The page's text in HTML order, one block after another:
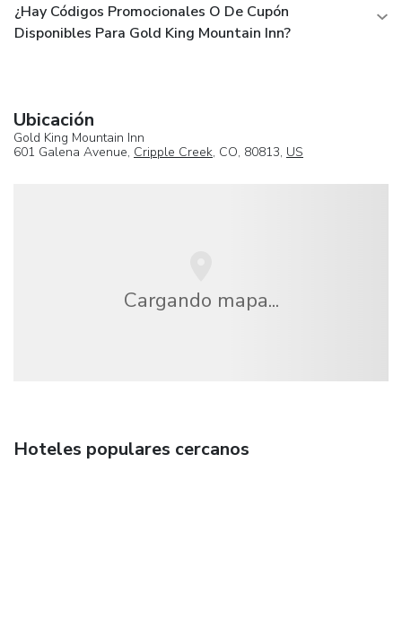
¿Hay Códigos Promocionales O De Cupón
Disponibles Para Gold King Mountain Inn?
Ubicación
Gold King Mountain Inn
601 Galena Avenue, Cripple Creek, CO, 80813, US
Cargando mapa...
Hoteles populares cercanos